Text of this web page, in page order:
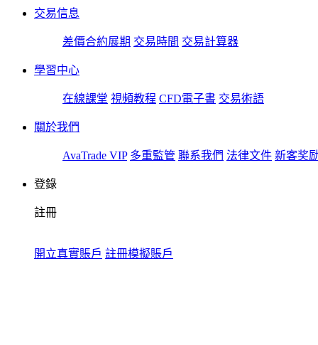
交易信息
差價合約展期 交易時間 交易計算器
學習中心
在線課堂 視頻教程 CFD電子書 交易術語
關於我們
AvaTrade VIP 多重監管 聯系我們 法律文件 新客奖
登錄
註冊
開立真實賬戶 註冊模擬賬戶